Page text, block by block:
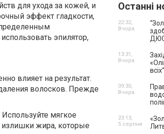
для ухода за кожей, и
эффект гладкости,
эпилятор,
влияет на результат.
волосков. Прежде
Используйте мягкое
излишки жира, которые
Останні
22:32,
Вчора
13:31,
Вчора
09:30,
Вчора
23:13,
5 серпня